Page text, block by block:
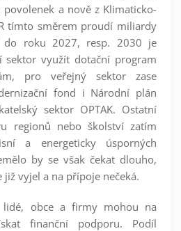
a nově z Klimaticko-
tímto směrem proudí miliardy
roku 2027, resp. 2030 je
sektor využít dotační program
pro veřejný sektor zase
fond i Národní plán
sektor OPTAK. Ostatní
regionů nebo školství zatím
a energeticky úsporných
by se však čekat dlouho,
již vyjel a na přípoje nečeká.
obce a firmy mohou na
finanční podporu. Podíl